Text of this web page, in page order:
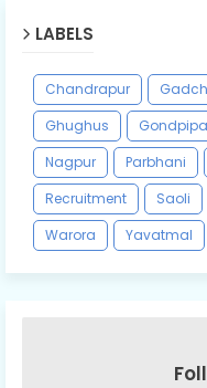
LABELS
Chandrapur
Ghughus
Nagpur
Parbhani
Recruitment
Saoli
Warora
Yavatmal